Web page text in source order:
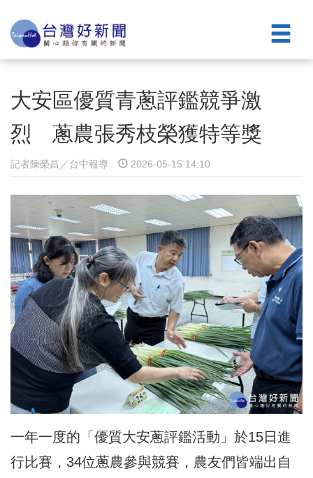
大安區優質青蔥評鑑競爭激
烈 蔥農張秀枝榮獲特等獎
記者陳榮昌／台中報導 2026-05-15 14:10
一年一度的「優質大安蔥評鑑活動」於15日進
行比賽，34位蔥農參與競賽，農友們皆端出自